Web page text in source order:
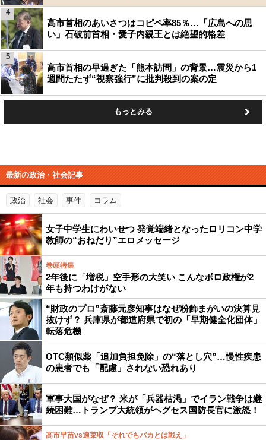
高市首相のあいさつはコピペ率85％…「広島への思
い」石破前首相・愛子内親王とは絶望的格差
4
高市首相の早過ぎた「熊本訪問」の背景…震災から1
週間たたず“視察強行”に批判殺到の案の定
5
もっとみる
最新の政治・社会記事
政治 社会 事件 コラム
女子中学生にわいせつ 発覚端緒となったロリコン中学
教師の“おねだり”エロメッセージ
巻頭特集
2年後に「増税」空手形の大笑い こんなボロ政権が2
年も持つわけがない
“財政のプロ”斎藤元彦知事はなぜ粉飾まがいの決算見
抜けず？ 兵庫県が都道府県で初の「早期健全化団体」
転落危機
OTC類似薬「追加負担免除」の“落とし穴”…慢性疾患
の患者でも「配慮」されない恐れあり
軍事大国がなぜ？ 米が「兵器枯渇」でイラン戦争は継
続困難…トランプ大統領がヘグセス国防長官に激怒！
高市早苗vs適菜収「それでもバカとは戦え」